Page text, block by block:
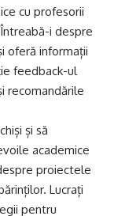
cu profesorii
i despre
oferă informații
feedback-ul
recomandările
și să
academice
proiectele
Lucrați
pentru